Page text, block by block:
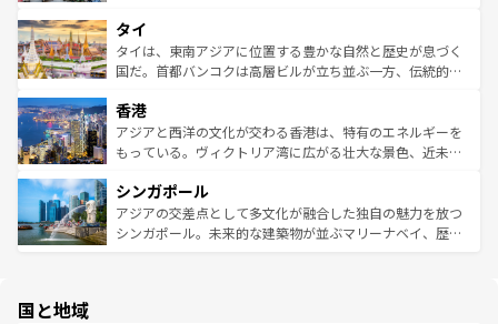
リティに包まれながら、韓国の多彩な魅力を心ゆくまで味
わってみてほしい。 なお、新着の韓国情報はコンテンツ一
覧を参照してほしい。
急速な発展と共に伝統が息づく。ハノイの古い町並みやホ
ーチミン市のフランス統治時代の建物も、独特の雰囲気を
醸し出している。また、バラエティの豊かさとおいしさで
とつ。フォーやバインミー、ベトナムコーヒーなどは、ぜ
ひ現地で味わいたい。どの地域を訪れてもあたたかい人々
が旅行者を迎えてくれるので、きっと忘れられない旅にな
参照してほしい。
タイ
タイは、東南アジアに位置する豊かな自然と歴史が息づく
国だ。首都バンコクは高層ビルが立ち並ぶ一方、伝統的な
の活気が交差している。北部ではチェンマイなどの山岳地
帯で自然と触れ合い、南部ではプーケットやクラビの美し
いビーチでリゾート気分を楽しむことができる。タイ料理
激する。気候は一年中温暖で、どの季節にも異なる楽しみ
が待っている。親しみやすいタイの人々、仏教を中心とし
た文化、そして多様な観光資源が、訪れる旅人を魅了し続
香港
アジアと西洋の文化が交わる香港は、特有のエネルギーを
もっている。ヴィクトリア湾に広がる壮大な景色、近未来
み、どこを訪れても感動するはず。観光スポットが密集し
ており、効率よく見どころを回れるのも魅力。息をのむよ
うな絶景から文化的な体験まで、香港を存分に楽しみ尽く
シンガポール
アジアの交差点として多文化が融合した独自の魅力を放つ
シンガポール。未来的な建築物が並ぶマリーナベイ、歴史
国と地域